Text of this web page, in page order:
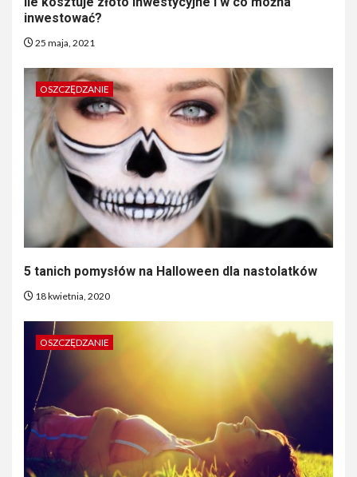
inwestować?
25 maja, 2021
OSZCZĘDZANIE
5 tanich pomysłów na Halloween dla nastolatków
18 kwietnia, 2020
OSZCZĘDZANIE